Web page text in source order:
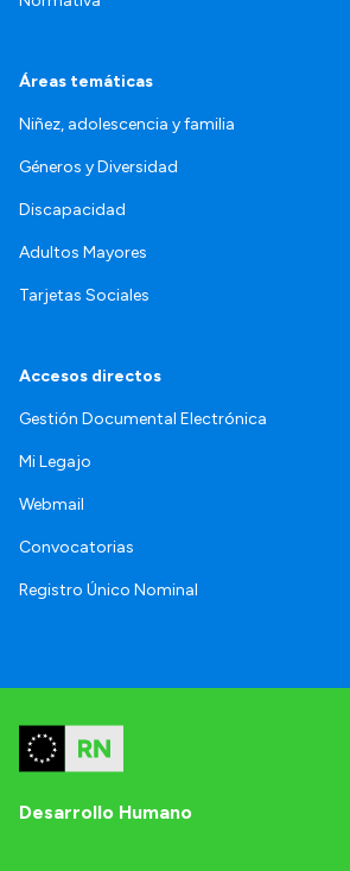
Áreas temáticas
Niñez, adolescencia y familia
Géneros y Diversidad
Discapacidad
Adultos Mayores
Tarjetas Sociales
Accesos directos
Gestión Documental Electrónica
Mi Legajo
Webmail
Convocatorias
Registro Único Nominal
Desarrollo Humano